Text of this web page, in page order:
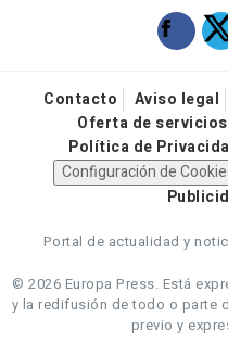
Contacto Aviso legal
Oferta de servicios
Política de
Configuración de
Portal de actualidad y
© 2026 Europa Press. Está
y la redifusión de todo o parte
previo y